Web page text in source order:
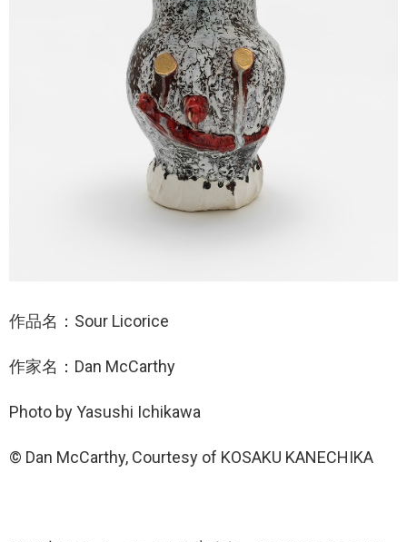
作品名：Sour Licorice
作家名：Dan McCarthy
Photo by Yasushi Ichikawa
© Dan McCarthy, Courtesy of KOSAKU KANECHIKA